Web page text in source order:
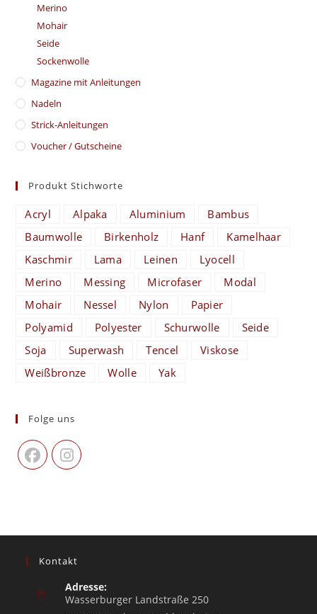
Merino
Mohair
Seide
Sockenwolle
Magazine mit Anleitungen
Nadeln
Strick-Anleitungen
Voucher / Gutscheine
Produkt Stichworte
Acryl Alpaka Aluminium
Bambus
Baumwolle
Birkenholz Hanf
Kamelhaar
Kaschmir
Lama Leinen
Lyocell
Merino
Messing Microfaser
Modal
Mohair
Nessel Nylon
Papier
Polyamid
Polyester Schurwolle
Seide
Soja
Superwash Tencel
Viskose
Weißbronze
Wolle Yak
Folge uns
Kontakt
Adresse:
Wasserburger Landstraße 250